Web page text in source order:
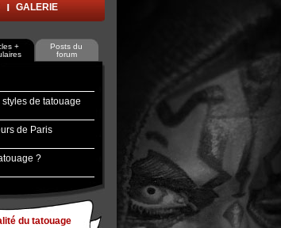
GALERIE
+
Posts du
forum
de tatouage
de Paris
?
du tatouage